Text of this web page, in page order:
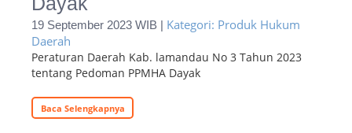
19 September 2023 WIB | Kategori: Produk Hukum
Daerah
Peraturan Daerah Kab. lamandau No 3 Tahun 2023
tentang Pedoman PPMHA Dayak
Baca Selengkapnya